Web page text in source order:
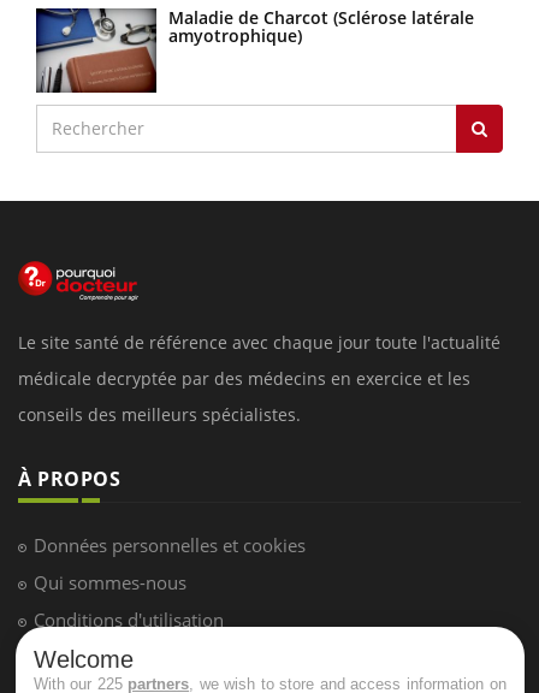
Maladie de Charcot (Sclérose latérale
amyotrophique)
Le site santé de référence avec chaque jour toute l'actualité
médicale decryptée par des médecins en exercice et les
conseils des meilleurs spécialistes.
À PROPOS
Données personnelles et cookies
Qui sommes-nous
Conditions d'utilisation
Plan du site
Welcome
With our 225 partners , we wish to store and access information on